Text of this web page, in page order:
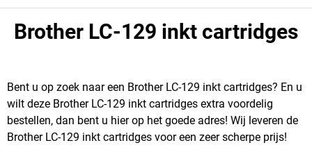
Brother LC-129 inkt cartridges
Bent u op zoek naar een Brother LC-129 inkt cartridges? En u
wilt deze Brother LC-129 inkt cartridges extra voordelig
bestellen, dan bent u hier op het goede adres! Wij leveren de
Brother LC-129 inkt cartridges voor een zeer scherpe prijs!